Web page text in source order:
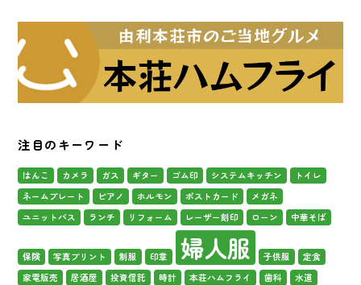
注目のキーワード
はんこ カメラ ガス ギター ゴム印 システムキッチン
トイレ
ネームプレート
ピアノ ホルモン ポストカード
メガネ
ユニットバス
ランチ リフォーム レーザー刻印 ローン 中華そば
保険 写真プリント 制服 印章 婦人服 子供服
定食
家電販売
居酒屋 投資信託 時計 本荘ハムフライ 歯科
水道